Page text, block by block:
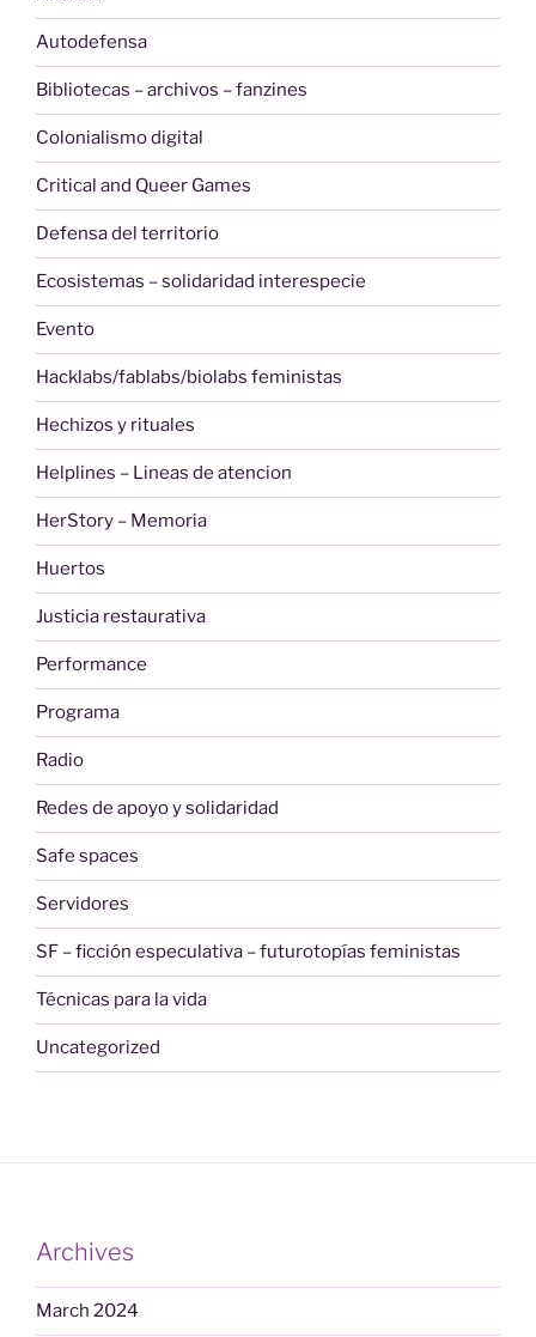
Autodefensa
Bibliotecas – archivos – fanzines
Colonialismo digital
Critical and Queer Games
Defensa del territorio
Ecosistemas – solidaridad interespecie
Evento
Hacklabs/fablabs/biolabs feministas
Hechizos y rituales
Helplines – Lineas de atencion
HerStory – Memoria
Huertos
Justicia restaurativa
Performance
Programa
Radio
Redes de apoyo y solidaridad
Safe spaces
Servidores
SF – ficción especulativa – futurotopías feministas
Técnicas para la vida
Uncategorized
Archives
March 2024